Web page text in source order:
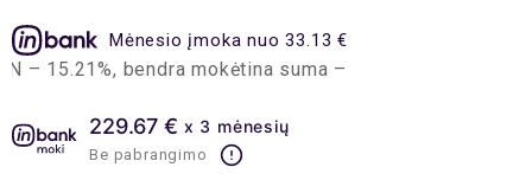
Mėnesio įmoka nuo 33.13 €
bendra mokėtina suma – 795.01 EUR, mėnesio įmoka
229.67 € x 3 mėnesių
Be pabrangimo